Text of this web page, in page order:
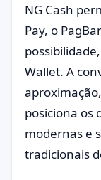
NG Cash
Pay, o
Wallet. A
posiciona os
modernas e
tradicionais